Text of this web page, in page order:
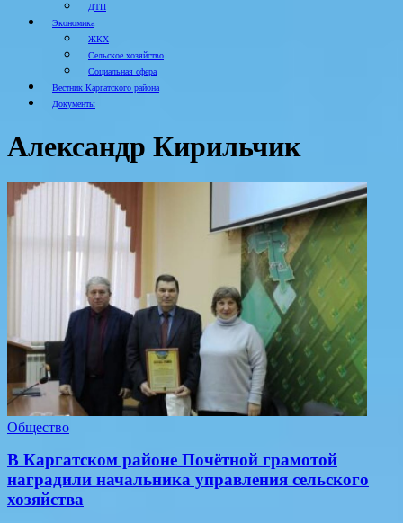
ДТП
Экономика
ЖКХ
Сельское хозяйство
Социальная сфера
Вестник Каргатского района
Документы
Александр Кирильчик
Общество
В Каргатском районе Почётной грамотой
наградили начальника управления сельского
хозяйства